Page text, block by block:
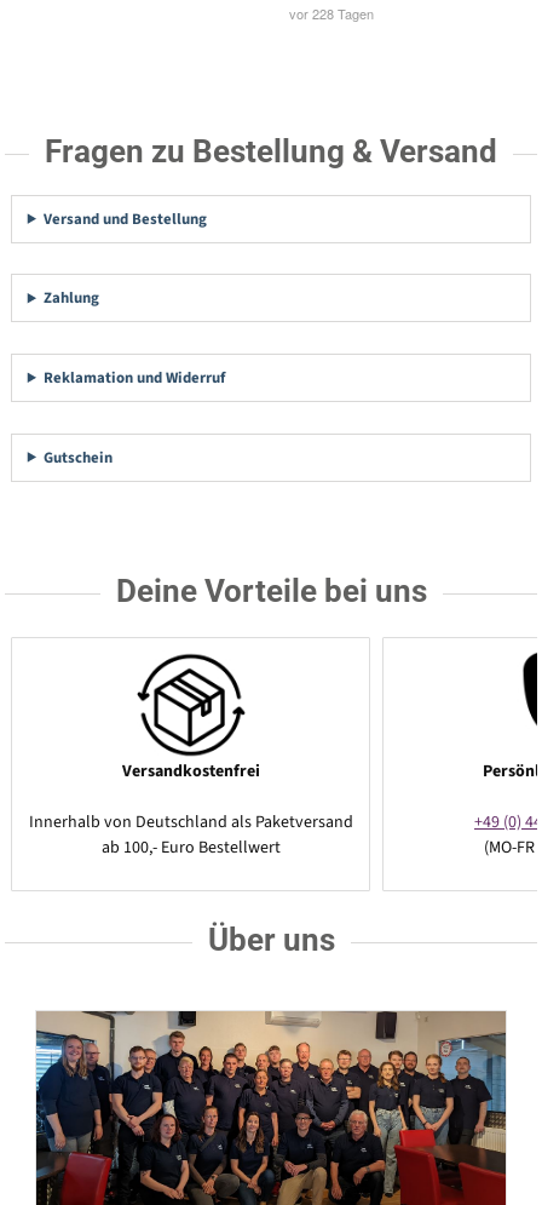
Fragen zu Bestellung & Versand
Versand und Bestellung
Zahlung
Reklamation und Widerruf
Gutschein
Deine Vorteile bei uns
Versandkostenfrei
Innerhalb von Deutschland als Paketversand
ab 100,- Euro Bestellwert
+49 (0)
(MO-
Über uns